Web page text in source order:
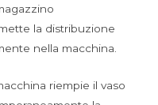
la distribuzione
nella macchina.
riempie il vaso